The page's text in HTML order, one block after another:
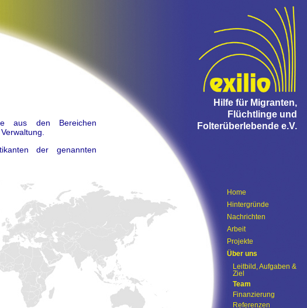
Hilfe für Migranten,
Flüchtlinge und
Folterüberlebende e.V.
aus den Bereichen
der genannten
Home
Hintergründe
Nachrichten
Arbeit
Projekte
Über uns
Leitbild, Aufgaben &
Ziel
Team
Finanzierung
Referenzen